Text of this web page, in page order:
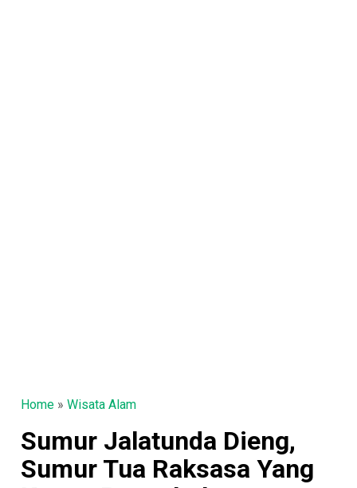
Home »Wisata Alam
Sumur Jalatunda Dieng,
Sumur Tua Raksasa Yang